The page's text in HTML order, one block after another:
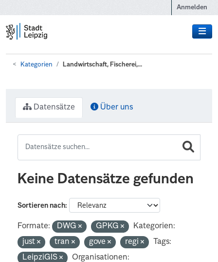
Anmelden
Kategorien Landwirtschaft, Fischerei,...
Datensätze Über uns
Keine Datensätze gefunden
Sortieren nach
Formate: DWG GPKG
Kategorien:
just
tran gove regi
Tags:
LeipziGIS
Organisationen: